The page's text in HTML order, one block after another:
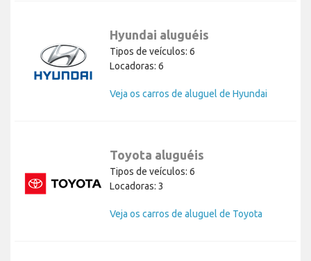
Hyundai aluguéis
Tipos de veículos: 6
Locadoras: 6
Veja os carros de aluguel de Hyundai
Toyota aluguéis
Tipos de veículos: 6
Locadoras: 3
Veja os carros de aluguel de Toyota